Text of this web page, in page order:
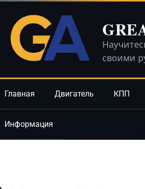
своими
Главная Двигатель КПП
Информация